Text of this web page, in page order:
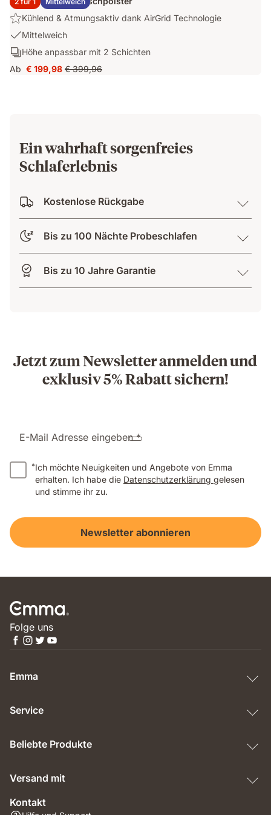
Bezug
€ 359,00
Highlight:
Kühlend
&
Atmungsaktiv
dank
Kühlend & Atmungsaktiv dank AirGrid Technologie
USP
1:
Mittelweich
Mittelweich
Schichten:
Höhe
anpassbar
Höhe anpassbar mit 2 Schichten
Ab Preis
€ 199,98 Ursprünglicher
€ 399,96
Ein wahrhaft sorgenfreies
Schlaferlebnis
Kostenlose Rückgabe
Bis zu 100 Nächte Probeschlafen
Bis zu 10 Jahre Garantie
Jetzt zum Newsletter anmelden und
exklusiv 5% Rabatt sichern!
E-Mail Adresse eingeben *
*Ich möchte Neuigkeiten und Angebote von Emma
erhalten. Ich habe die Datenschutzerklärung gelesen
und stimme ihr zu.
Newsletter abonnieren
Folge uns
Emma
Service
Beliebte Produkte
Versand mit
Kontakt